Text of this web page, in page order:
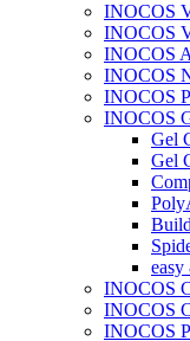
INOCOS
INOCOS
INOCOS
INOCOS
INOCOS
INOCOS
Gel
Gel
INOCOS
INOCOS
INOCOS